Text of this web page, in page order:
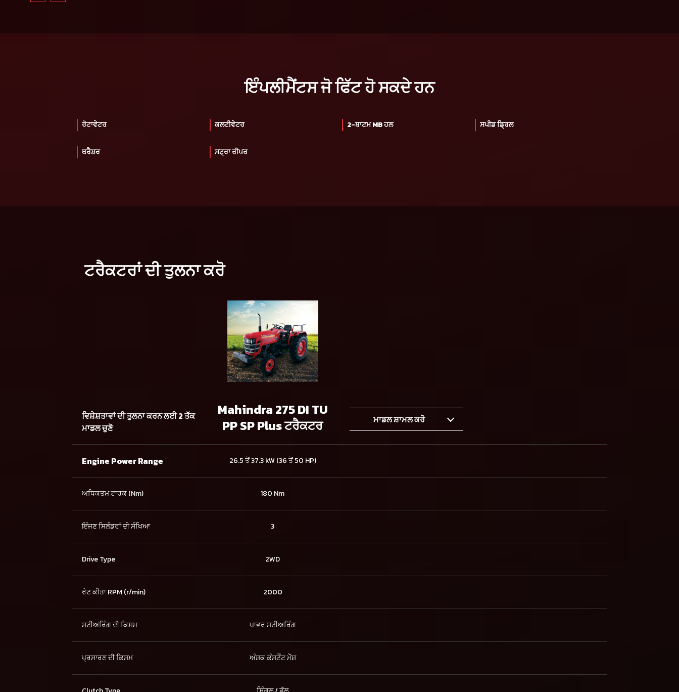
ਇੰਪਲੀਮੈਂਟਸ ਜੋ ਫਿੱਟ ਹੋ ਸਕਦੇ ਹਨ
ਰੋਟਾਵੇਟਰ ਕਲਟੀਵੇਟਰ 2-ਬਾਟਮ MB ਹਲ ਸਪੀਡ ਡ੍ਰਿਲ
ਥਰੈਸ਼ਰ ਸਟ੍ਰਾ ਰੀਪਰ
ਟਰੈਕਟਰਾਂ ਦੀ ਤੁਲਨਾ ਕਰੋ
ਵਿਸ਼ੇਸ਼ਤਾਵਾਂ ਦੀ ਤੁਲਨਾ ਕਰਨ ਲਈ 2 ਤੱਕ
ਮਾਡਲ ਚੁਣੋ
Mahindra 275 DI TU
PP SP Plus ਟਰੈਕਟਰ
ਮਾਡਲ ਸ਼ਾਮਲ ਕਰੋ
Engine Power Range 26.5 ਤੋਂ 37.3 kW (36 ਤੋਂ 50 HP)
ਅਧਿਕਤਮ ਟਾਰਕ (Nm) 180 Nm
ਇੰਜਣ ਸਿਲੰਡਰਾਂ ਦੀ ਸੰਖਿਆ 3
Drive Type 2WD
ਰੇਟ ਕੀਤਾ RPM (r/min) 2000
ਸਟੀਅਰਿੰਗ ਦੀ ਕਿਸਮ ਪਾਵਰ ਸਟੀਅਰਿੰਗ
ਪ੍ਰਸਾਰਣ ਦੀ ਕਿਸਮ ਅੰਸ਼ਕ ਕੰਸਟੇੰਟ ਮੇੱਸ਼